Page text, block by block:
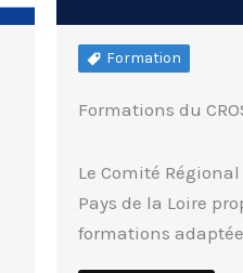
Formation
Formations du
Le Comité
Pays de la Loire
formations